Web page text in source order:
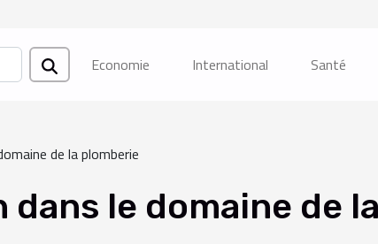
Economie International Santé
de la plomberie
le domaine de